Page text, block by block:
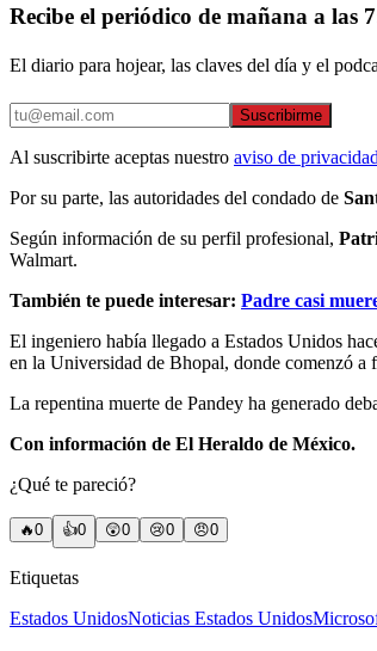
Recibe el periódico de mañana a las
El diario para hojear, las claves del día y el
Suscribirme
Al suscribirte aceptas nuestro aviso de privacidad
Por su parte, las autoridades del condado de
Según información de su perfil profesional,
Walmart.
También te puede interesar: Padre casi
El ingeniero había llegado a Estados Unidos
en la Universidad de Bhopal, donde comenzó a
La repentina muerte de Pandey ha generado
Con información de El Heraldo de México.
¿Qué te pareció?
🔥0 👍0 😲0 😢0 😠0
Etiquetas
Estados UnidosNoticias Estados Unidos